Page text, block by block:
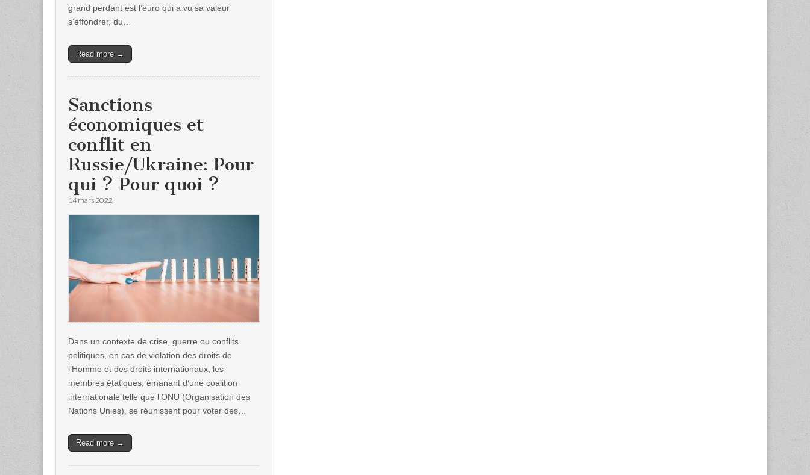
grand perdant est l’euro qui a vu sa valeur
s’effondrer, du…
Read more →
Sanctions
économiques et
conflit en
Russie/Ukraine: Pour
qui ? Pour quoi ?
14 mars 2022
Dans un contexte de crise, guerre ou conflits
politiques, en cas de violation des droits de
l’Homme et des droits internationaux, les
membres étatiques, émanant d’une coalition
internationale telle que l’ONU (Organisation des
Nations Unies), se réunissent pour voter des…
Read more →